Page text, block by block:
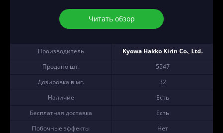
Читать обзор
Производитель
Kyowa Hakko Kirin Co., Ltd.
Продано шт.
5547
Дозировка в мг.
32
Наличие
Есть
Бесплатная доставка
Есть
Побочные эффекты
Нет